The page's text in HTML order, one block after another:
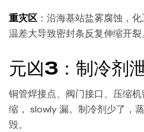
重灾区 ：沿海基站盐雾腐蚀，
温差大导致密封条反复伸缩开裂
元凶3：制冷剂
铜管焊接点、阀门接口、压缩
缩， slowly 漏。制冷剂少了，
毁。